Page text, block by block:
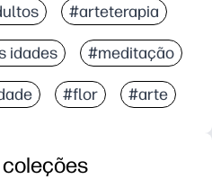
#arteterapia
idades #meditação
#flor #arte